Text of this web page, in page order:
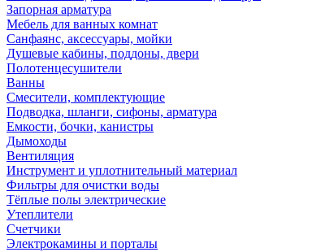
Запорная арматура
Мебель для ванных комнат
Санфаянс, аксессуары, мойки
Душевые кабины, поддоны, двери
Полотенцесушители
Ванны
Смесители, комплектующие
Подводка, шланги, сифоны, арматура
Емкости, бочки, канистры
Дымоходы
Вентиляция
Инструмент и уплотнительный материал
Фильтры для очистки воды
Тёплые полы электрические
Утеплители
Счетчики
Электрокамины и порталы